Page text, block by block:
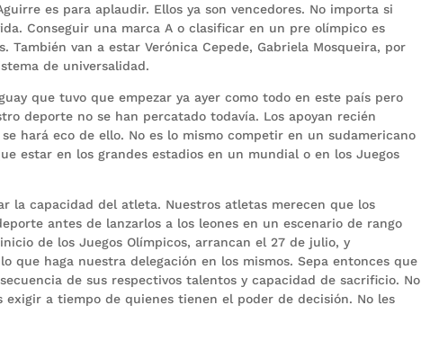
es para aplaudir. Ellos ya son vencedores. No importa si
Conseguir una marca A o clasificar en un pre olímpico es
van a estar Verónica Cepede, Gabriela Mosqueira, por
de universalidad.
que tuvo que empezar ya ayer como todo en este país pero
deporte no se han percatado todavía. Los apoyan recién
hará eco de ello. No es lo mismo competir en un sudamericano
estar en los grandes estadios en un mundial o en los Juegos
la capacidad del atleta. Nuestros atletas merecen que los
antes de lanzarlos a los leones en un escenario de rango
de los Juegos Olímpicos, arrancan el 27 de julio, y
que haga nuestra delegación en los mismos. Sepa entonces que
de sus respectivos talentos y capacidad de sacrificio. No
exigir a tiempo de quienes tienen el poder de decisión. No les